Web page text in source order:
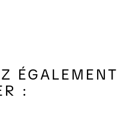
ÉGALEMENT
: